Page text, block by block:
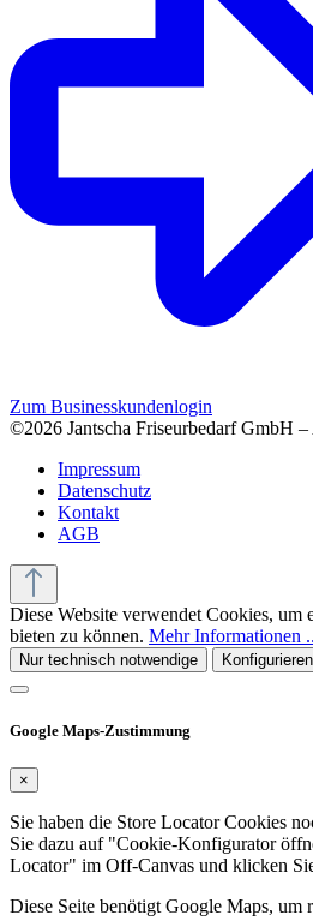
Zum Businesskundenlogin
©2026 Jantscha Friseurbedarf GmbH
Impressum
Datenschutz
Kontakt
AGB
Diese Website verwendet Cookies, um
bieten zu können. Mehr Informationen
Nur technisch notwendige Konfigurieren
Google Maps-Zustimmung
×
Sie haben die Store Locator Cookies
Sie dazu auf "Cookie-Konfigurator
Locator" im Off-Canvas und klicken
Diese Seite benötigt Google Maps, um